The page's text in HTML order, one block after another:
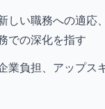
しい職務への適応
での深化を指す
業負担、アップス